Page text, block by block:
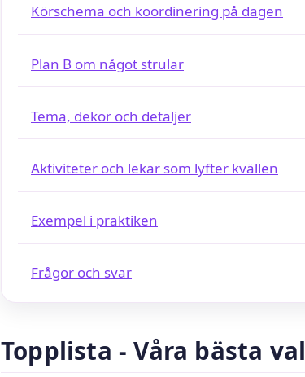
Körschema och koordinering på dagen
Plan B om något strular
Tema, dekor och detaljer
Aktiviteter och lekar som lyfter kvällen
Exempel i praktiken
Frågor och svar
Topplista - Våra bästa val